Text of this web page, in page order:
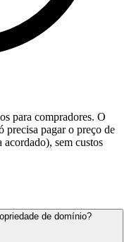
para compradores. O
precisa pagar o preço de
sem custos
de domínio?